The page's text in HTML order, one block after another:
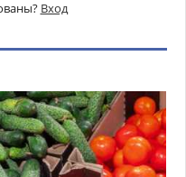
Вход